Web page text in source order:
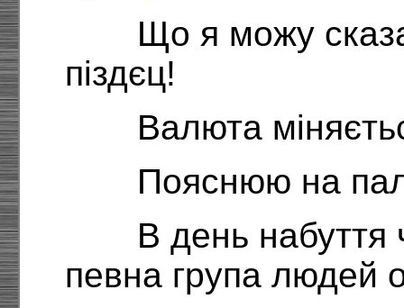
Що я можу
піздєц!
Валюта
Пояснюю на
В день набуття
певна група людей